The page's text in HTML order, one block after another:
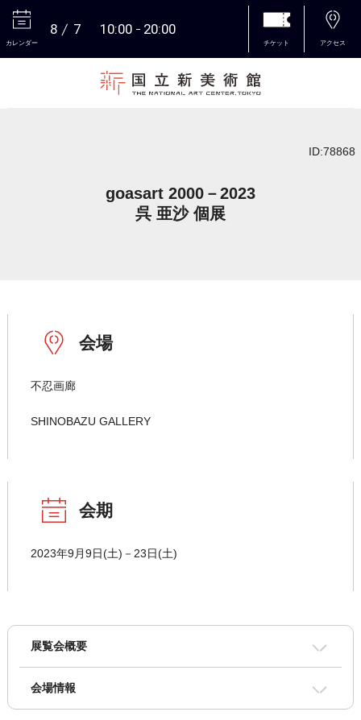
カレンダー
8 7 10:00 20:00
チケット アクセス
ID:78868
goasart 2000－2023
呉 亜沙 個展
会場
不忍画廊
SHINOBAZU GALLERY
会期
2023年9月9日(土)－23日(土)
展覧会概要
会場情報